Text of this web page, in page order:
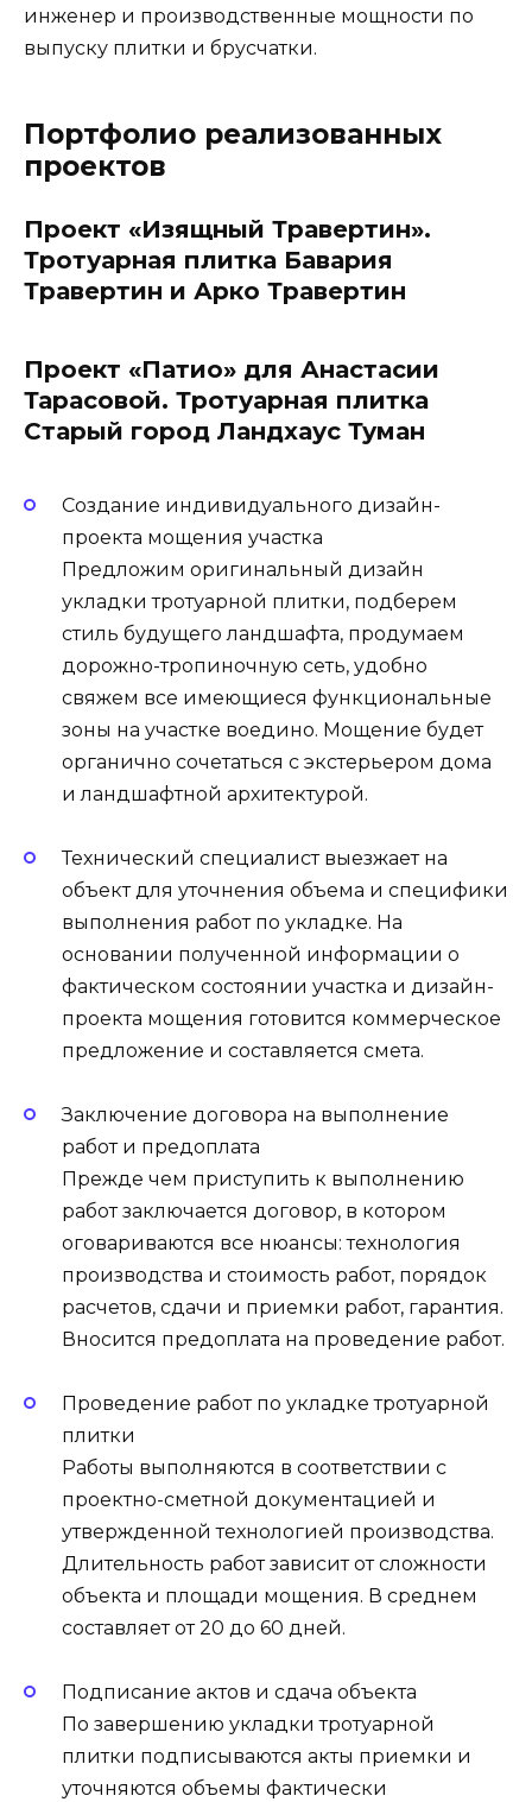
инженер и производственные мощности по
выпуску плитки и брусчатки.
Портфолио реализованных
проектов
Проект «Изящный Травертин».
Тротуарная плитка Бавария
Травертин и Арко Травертин
Проект «Патио» для Анастасии
Тарасовой. Тротуарная плитка
Старый город Ландхаус Туман
Создание индивидуального дизайн-
проекта мощения участка
Предложим оригинальный дизайн
укладки тротуарной плитки, подберем
стиль будущего ландшафта, продумаем
дорожно-тропиночную сеть, удобно
свяжем все имеющиеся функциональные
зоны на участке воедино. Мощение будет
органично сочетаться с экстерьером дома
и ландшафтной архитектурой.
Технический специалист выезжает на
объект для уточнения объема и специфики
выполнения работ по укладке. На
основании полученной информации о
фактическом состоянии участка и дизайн-
проекта мощения готовится коммерческое
предложение и составляется смета.
Заключение договора на выполнение
работ и предоплата
Прежде чем приступить к выполнению
работ заключается договор, в котором
оговариваются все нюансы: технология
производства и стоимость работ, порядок
расчетов, сдачи и приемки работ, гарантия.
Вносится предоплата на проведение работ.
Проведение работ по укладке тротуарной
плитки
Работы выполняются в соответствии с
проектно-сметной документацией и
утвержденной технологией производства.
Длительность работ зависит от сложности
объекта и площади мощения. В среднем
составляет от 20 до 60 дней.
Подписание актов и сдача объекта
По завершению укладки тротуарной
плитки подписываются акты приемки и
уточняются объемы фактически